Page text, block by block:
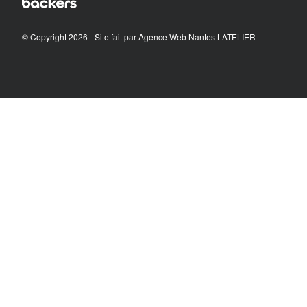
© Copyright 2026 - Site fait parAgence Web Nantes LATELIER